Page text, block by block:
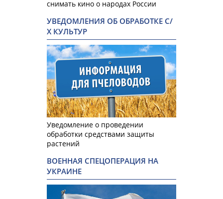
снимать кино о народах России
УВЕДОМЛЕНИЯ ОБ ОБРАБОТКЕ С/
Х КУЛЬТУР
Уведомление о проведении
обработки средствами защиты
растений
ВОЕННАЯ СПЕЦОПЕРАЦИЯ НА
УКРАИНЕ